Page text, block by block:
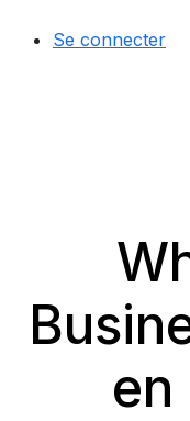
Se connecter
en